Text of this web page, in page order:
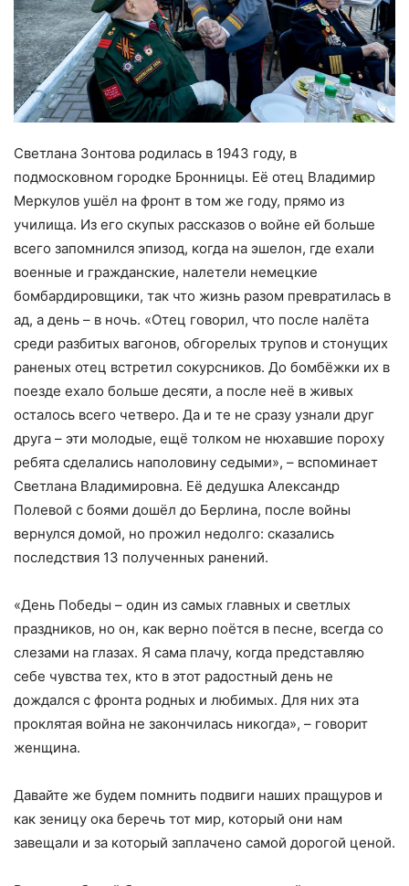
Светлана Зонтова родилась в 1943 году, в
подмосковном городке Бронницы. Её отец Владимир
Меркулов ушёл на фронт в том же году, прямо из
училища. Из его скупых рассказов о войне ей больше
всего запомнился эпизод, когда на эшелон, где ехали
военные и гражданские, налетели немецкие
бомбардировщики, так что жизнь разом превратилась в
ад, а день – в ночь. «Отец говорил, что после налёта
среди разбитых вагонов, обгорелых трупов и стонущих
раненых отец встретил сокурсников. До бомбёжки их в
поезде ехало больше десяти, а после неё в живых
осталось всего четверо. Да и те не сразу узнали друг
друга – эти молодые, ещё толком не нюхавшие пороху
ребята сделались наполовину седыми», – вспоминает
Светлана Владимировна. Её дедушка Александр
Полевой с боями дошёл до Берлина, после войны
вернулся домой, но прожил недолго: сказались
последствия 13 полученных ранений.
«День Победы – один из самых главных и светлых
праздников, но он, как верно поётся в песне, всегда со
слезами на глазах. Я сама плачу, когда представляю
себе чувства тех, кто в этот радостный день не
дождался с фронта родных и любимых. Для них эта
проклятая война не закончилась никогда», – говорит
женщина.
Давайте же будем помнить подвиги наших пращуров и
как зеницу ока беречь тот мир, который они нам
завещали и за который заплачено самой дорогой ценой.